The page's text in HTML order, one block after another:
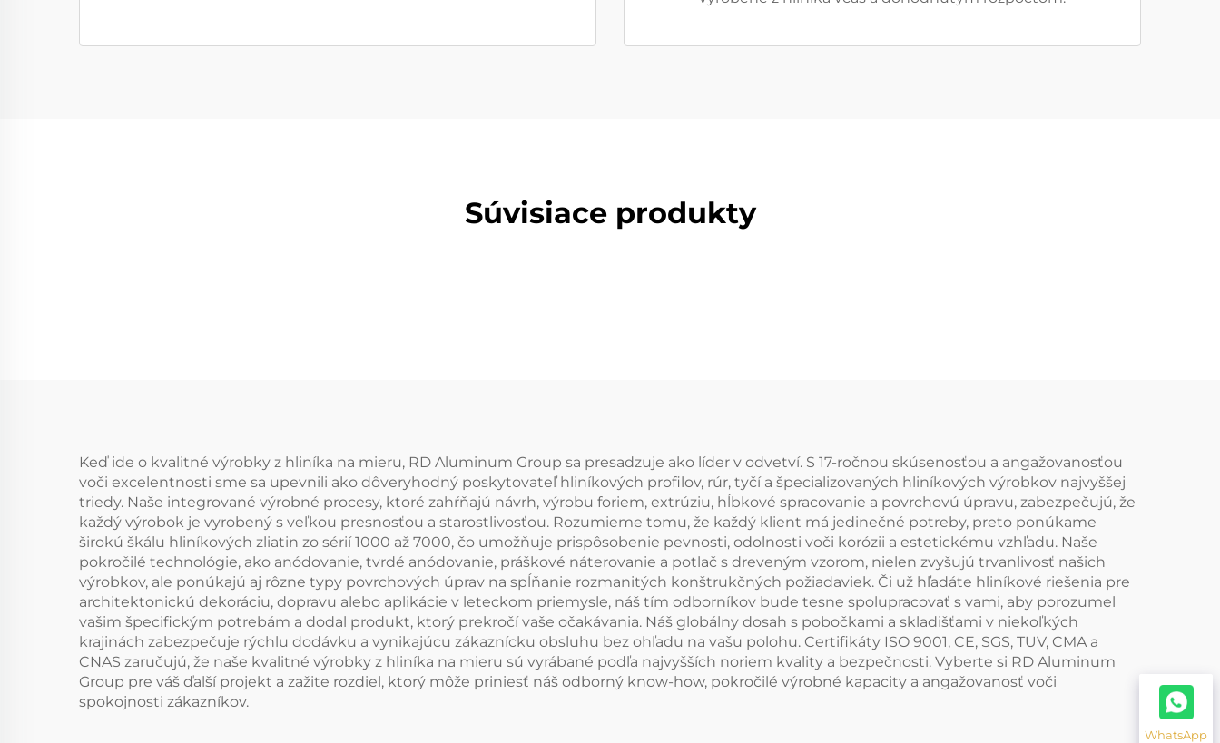
Súvisiace produkty
Keď ide o kvalitné výrobky z hliníka na mieru, RD Aluminum Group sa presadzuje ako líder v odvetví. S 17-ročnou skúsenosťou a angažovanosťou
voči excelentnosti sme sa upevnili ako dôveryhodný poskytovateľ hliníkových profilov, rúr, tyčí a špecializovaných hliníkových výrobkov najvyššej
triedy. Naše integrované výrobné procesy, ktoré zahŕňajú návrh, výrobu foriem, extrúziu, hĺbkové spracovanie a povrchovú úpravu, zabezpečujú, že
každý výrobok je vyrobený s veľkou presnosťou a starostlivosťou. Rozumieme tomu, že každý klient má jedinečné potreby, preto ponúkame
širokú škálu hliníkových zliatin zo sérií 1000 až 7000, čo umožňuje prispôsobenie pevnosti, odolnosti voči korózii a estetickému vzhľadu. Naše
pokročilé technológie, ako anódovanie, tvrdé anódovanie, práškové náterovanie a potlač s dreveným vzorom, nielen zvyšujú trvanlivosť našich
výrobkov, ale ponúkajú aj rôzne typy povrchových úprav na spĺňanie rozmanitých konštrukčných požiadaviek. Či už hľadáte hliníkové riešenia pre
architektonickú dekoráciu, dopravu alebo aplikácie v leteckom priemysle, náš tím odborníkov bude tesne spolupracovať s vami, aby porozumel
vašim špecifickým potrebám a dodal produkt, ktorý prekročí vaše očakávania. Náš globálny dosah s pobočkami a skladišťami v niekoľkých
krajinách zabezpečuje rýchlu dodávku a vynikajúcu zákaznícku obsluhu bez ohľadu na vašu polohu. Certifikáty ISO 9001, CE, SGS, TUV, CMA a
CNAS zaručujú, že naše kvalitné výrobky z hliníka na mieru sú vyrábané podľa najvyšších noriem kvality a bezpečnosti. Vyberte si RD Aluminum
Group pre váš ďalší projekt a zažite rozdiel, ktorý môže priniesť náš odborný know-how, pokročilé výrobné kapacity a angažovanosť voči
spokojnosti zákazníkov.
WhatsApp